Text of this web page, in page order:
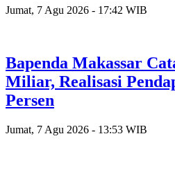
Jumat, 7 Agu 2026 - 17:42 WIB
Bapenda Makassar
Miliar, Realisasi
Persen
Jumat, 7 Agu 2026 - 13:53 WIB